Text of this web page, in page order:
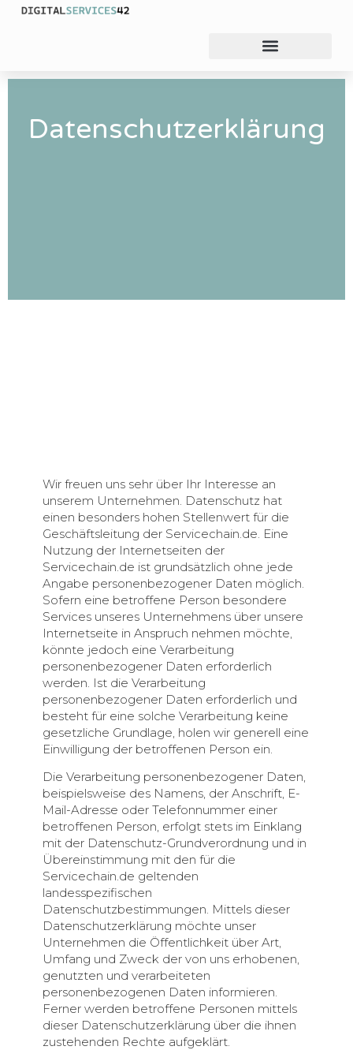
Datenschutzerklärung
Wir freuen uns sehr über Ihr Interesse an
unserem Unternehmen. Datenschutz hat
einen besonders hohen Stellenwert für die
Geschäftsleitung der Servicechain.de. Eine
Nutzung der Internetseiten der
Servicechain.de ist grundsätzlich ohne jede
Angabe personenbezogener Daten möglich.
Sofern eine betroffene Person besondere
Services unseres Unternehmens über unsere
Internetseite in Anspruch nehmen möchte,
könnte jedoch eine Verarbeitung
personenbezogener Daten erforderlich
werden. Ist die Verarbeitung
personenbezogener Daten erforderlich und
besteht für eine solche Verarbeitung keine
gesetzliche Grundlage, holen wir generell eine
Einwilligung der betroffenen Person ein.
Die Verarbeitung personenbezogener Daten,
beispielsweise des Namens, der Anschrift, E-
Mail-Adresse oder Telefonnummer einer
betroffenen Person, erfolgt stets im Einklang
mit der Datenschutz-Grundverordnung und in
Übereinstimmung mit den für die
Servicechain.de geltenden
landesspezifischen
Datenschutzbestimmungen. Mittels dieser
Datenschutzerklärung möchte unser
Unternehmen die Öffentlichkeit über Art,
Umfang und Zweck der von uns erhobenen,
genutzten und verarbeiteten
personenbezogenen Daten informieren.
Ferner werden betroffene Personen mittels
dieser Datenschutzerklärung über die ihnen
zustehenden Rechte aufgeklärt.